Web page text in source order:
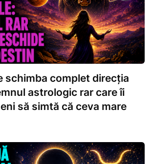
schimba complet direcția
astrologic rar care îi
să simtă că ceva mare